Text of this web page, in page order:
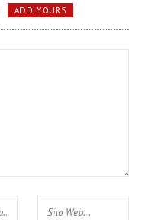
ADD YOURS